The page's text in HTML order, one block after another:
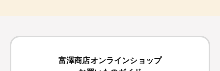
富澤商店オンラインショップ